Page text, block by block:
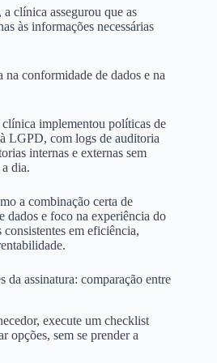
clínica assegurou que as
às informações necessárias
conformidade de dados e na
implementou políticas de
LGPD, com logs de auditoria
internas e externas sem
dia.
a combinação certa de
dados e foco na experiência do
em eficiência,
da assinatura: comparação entre
execute um checklist
opções, sem se prender a